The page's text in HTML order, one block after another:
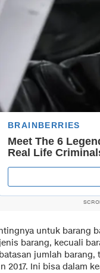
untuk barang
barang, kecuali
jumlah barang,
2017. Ini bisa dalam